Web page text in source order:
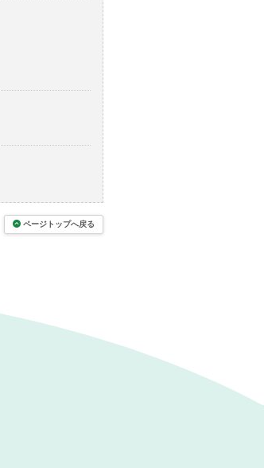
ページトップへ戻る